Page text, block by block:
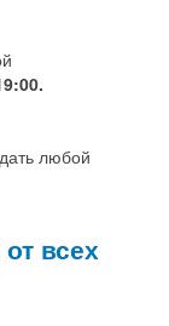
любой
всех